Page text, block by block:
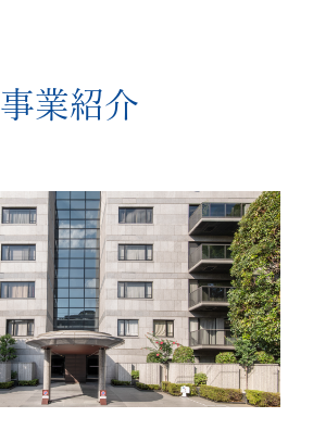
事業紹介